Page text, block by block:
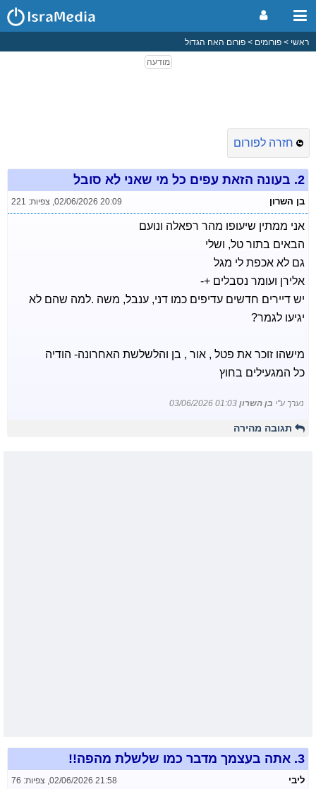
ראשי פורומים פורום האח הגדול
חזרה לפורום
2. בעונה הזאת עפים כל מי שאני לא סובל
בן השרון 02/06/2026 20:09
, צפיות: 221
אני ממתין שיעופו מהר רפאלה ונועם
הבאים בתור טל, ושלי
גם לא אכפת לי מגל
אלירן ועומר נסבלים +-
יש דיירים חדשים עדיפים כמו דני, ענבל, משה .למה שהם לא
יגיעו לגמר?
מישהו זוכר את פטל , אור , בן והלשלשת האחרונה- הודיה
כל המגעילים בחוץ
נערך ע"י בן השרון 03/06/2026 01:03
תגובה מהירה
3. אתה בעצמך מדבר כמו שלשלת מהפה!!
ליבי 02/06/2026 21:58
, צפיות: 76